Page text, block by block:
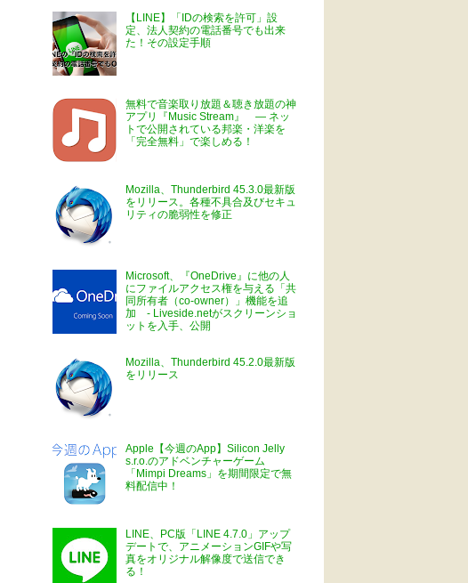
【LINE】「IDの検索を許可」設
定、法人契約の電話番号でも出来
た！その設定手順
無料で音楽取り放題＆聴き放題の神
アプリ『Music Stream』 ― ネッ
トで公開されている邦楽・洋楽を
「完全無料」で楽しめる！
Mozilla、Thunderbird 45.3.0最新版
をリリース。各種不具合及びセキュ
リティの脆弱性を修正
Microsoft、『OneDrive』に他の人
にファイルアクセス権を与える「共
同所有者（co-owner）」機能を追
加 - Liveside.netがスクリーンショ
ットを入手、公開
Mozilla、Thunderbird 45.2.0最新版
をリリース
Apple【今週のApp】Silicon Jelly
s.r.o.のアドベンチャーゲーム
「Mimpi Dreams」を期間限定で無
料配信中！
LINE、PC版「LINE 4.7.0」アップ
デートで、アニメーションGIFや写
真をオリジナル解像度で送信でき
る！